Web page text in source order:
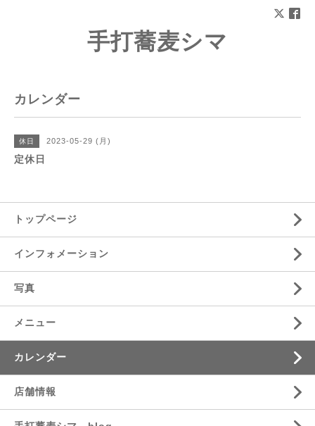
手打蕎麦シマ
カレンダー
休日 2023-05-29 (月)
定休日
トップページ
インフォメーション
写真
メニュー
カレンダー
店舗情報